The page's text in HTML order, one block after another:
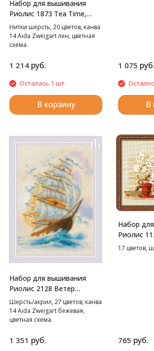
Набор для вышивания
Риолис 1873 Tea Time,
30*21 см
Нитки шерсть, 20 цветов, канва
14 Aida Zweigart лен, цветная
схема.
1 214 руб.
Осталась 1 шт.
В корзину
1 075 руб.
В
Набор для вышивания
Риолис 2128 Ветер
странствий, 21*30 см
Шерсть/акрил, 27 цветов, канва
14 Aida Zweigart бежевая,
цветная схема.
В наборе используются
техники: крест, полукрест,
стежок, смешанные цвета.
1 351 руб.
Набор
Риолис
17 цветов,
765 руб.